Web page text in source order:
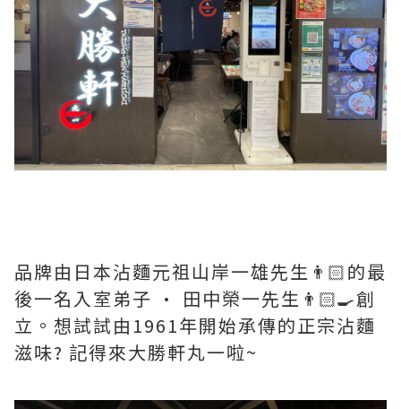
品牌由日本沾麵元祖山岸一雄先生👨🏻的最
後一名入室弟子 • 田中榮一先生👨🏻‍🍳創
立。想試試由1961年開始承傳的正宗沾麵
滋味? 記得來大勝軒丸一啦~